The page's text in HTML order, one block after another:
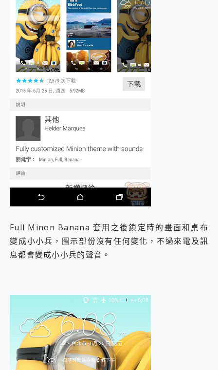
Full Minon Banana 套用之後鎖定時的畫面和桌布
變成小小兵，圖示部份沒有任何變化，不過來電及訊
息都會變成小小兵的聲音。